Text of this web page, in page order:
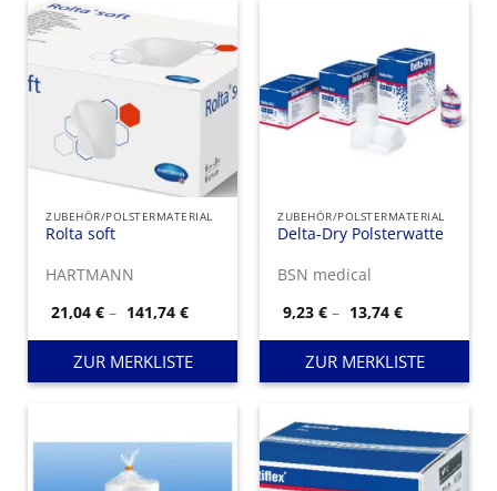
ZUBEHÖR/POLSTERMATERIAL
Rolta soft
HARTMANN
21,04€ – 141,74€Preisspanne:
21,04 €
bis
141,74 €
ZUR MERKLISTE
ZUBEHÖR/POLSTERMATERIAL
Delta-Dry Polsterwatte
BSN medical
9,23€ – 13,74€
9,23 €
bis
13,74 €
ZUR MERKLISTE